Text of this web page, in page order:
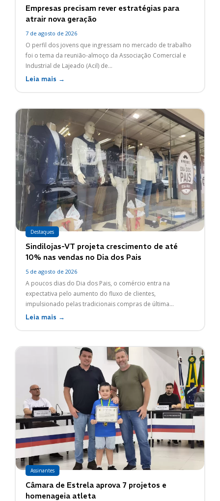
Empresas precisam rever estratégias para
atrair nova geração
7 de agosto de 2026
O perfil dos jovens que ingressam no mercado de trabalho
foi o tema da reunião-almoço da Associação Comercial e
Industrial de Lajeado (Acil) de...
Leia mais →
Destaques
Sindilojas-VT projeta crescimento de até
10% nas vendas no Dia dos Pais
5 de agosto de 2026
A poucos dias do Dia dos Pais, o comércio entra na
expectativa pelo aumento do fluxo de clientes,
impulsionado pelas tradicionais compras de última...
Leia mais →
Assinantes
Câmara de Estrela aprova 7 projetos e
homenageia atleta